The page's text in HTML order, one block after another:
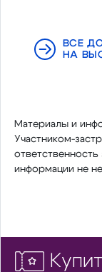
ВСЕ
НА
Материалы и
Участником-
информации не